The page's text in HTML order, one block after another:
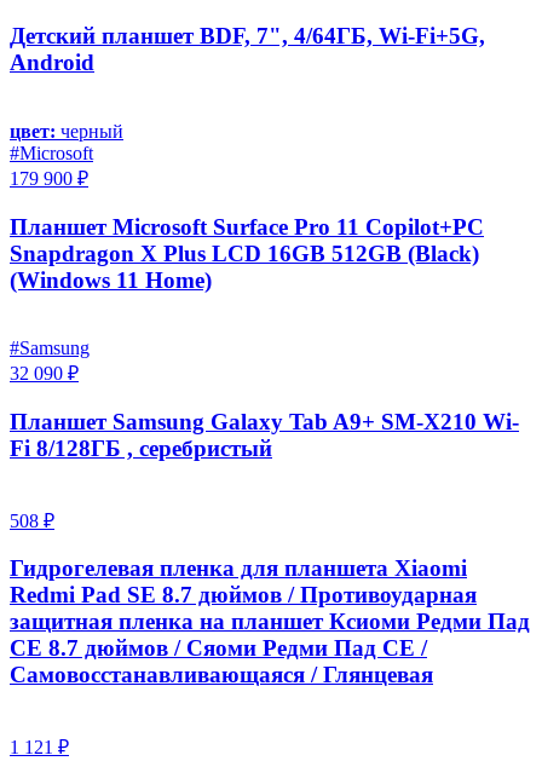
Детский планшет BDF, 7", 4/64ГБ, Wi-Fi+5G,
Android
цвет: черный
#Microsoft
179 900 ₽
Планшет Microsoft Surface Pro 11 Copilot+PC
Snapdragon X Plus LCD 16GB 512GB (Black)
(Windows 11 Home)
#Samsung
32 090 ₽
Планшет Samsung Galaxy Tab A9+ SM-X210 Wi-
Fi 8/128ГБ , серебристый
508 ₽
Гидрогелевая пленка для планшета Xiaomi
Redmi Pad SE 8.7 дюймов / Противоударная
защитная пленка на планшет Ксиоми Редми Пад
СЕ 8.7 дюймов / Сяоми Редми Пад СЕ /
Самовосстанавливающаяся / Глянцевая
1 121 ₽